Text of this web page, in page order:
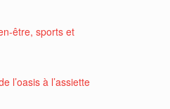
être, sports et
l’oasis à l’assiette